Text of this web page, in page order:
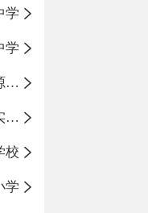
学
学
沂源县沂河源学校
沂源县振华实验学校
校
学